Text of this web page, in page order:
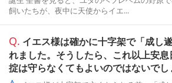
飼いたちが、夜中に天使からイエ...
Q. イエス様は確かに十字架で「成し
れました。そうしたら、これ以上安
掟は守らなくてもよいのではないでし